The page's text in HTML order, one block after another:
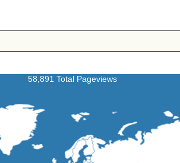
58,891 Total Pageviews